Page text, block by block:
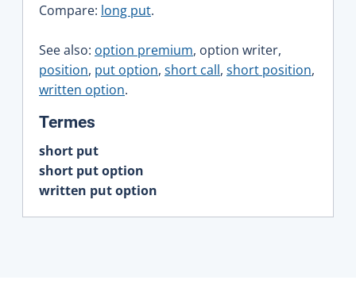
Compare: long put.
See also: option premium, option writer,
position, put option, short call, short position,
written option.
Termes
short put
short put option
written put option